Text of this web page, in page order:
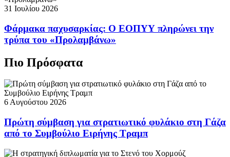
31 Ιουλίου 2026
Φάρμακα παχυσαρκίας: Ο ΕΟΠΥΥ πληρώνει την
τρύπα του «Προλαμβάνω»
Πιο Πρόσφατα
6 Αυγούστου 2026
Πρώτη σύμβαση για στρατιωτικό φυλάκιο στη Γάζα
από το Συμβούλιο Ειρήνης Τραμπ